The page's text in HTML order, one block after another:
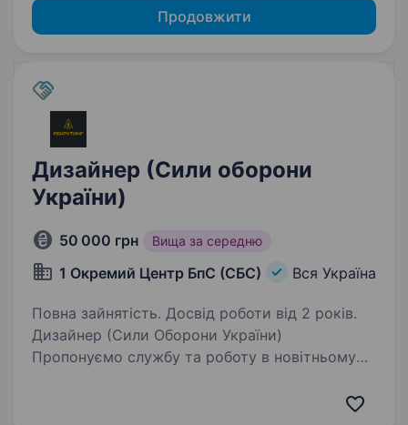
Продовжити
Дизайнер (Сили оборони
України)
50 000 грн Вища за середню
1 Окремий Центр БпС (СБС) Вся Україна
Повна зайнятість. Досвід роботи від 2 років.
Дизайнер (Сили Оборони України)
Пропонуємо службу та роботу в новітньому